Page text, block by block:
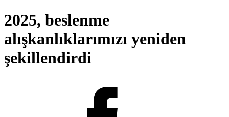
2025, beslenme
alışkanlıklarımızı yeniden
şekillendirdi